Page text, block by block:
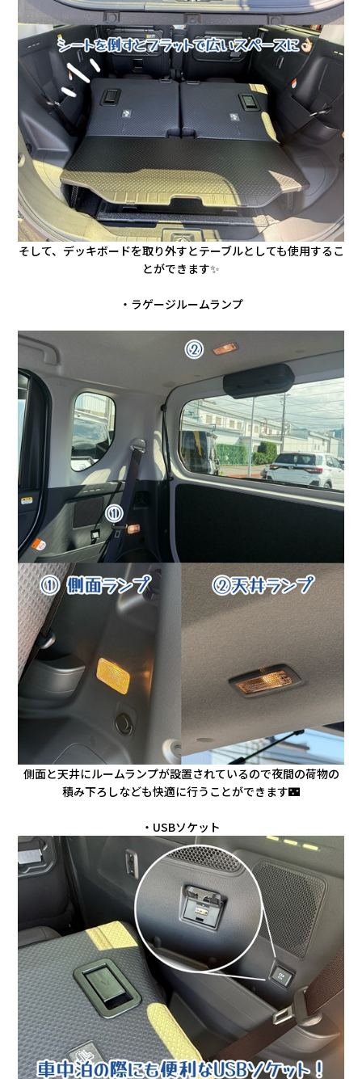
そして、デッキボードを取り外すとテーブルとしても使用するこ
とができます✨
・ラゲージルームランプ
側面と天井にルームランプが設置されているので夜間の荷物の
積み下ろしなども快適に行うことができます🌃
・USBソケット